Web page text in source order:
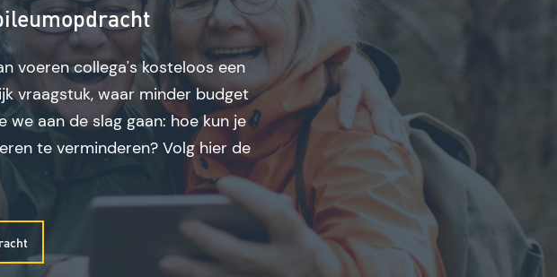
voeren collega's kosteloos een
vraagstuk, waar minder budget
aan de slag gaan: hoe kun je
te verminderen? Volg hier de